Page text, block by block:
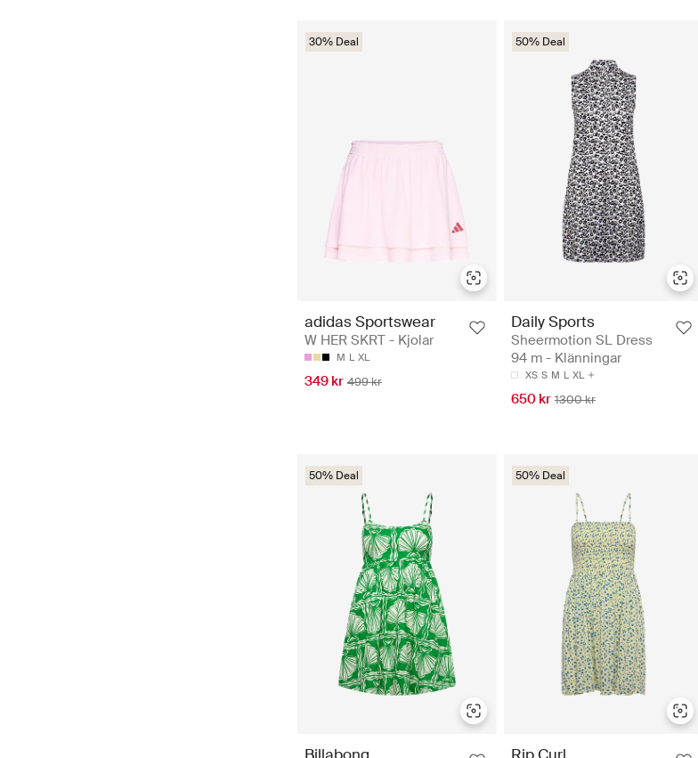
30% Deal
adidas Sportswear
W HER SKRT - Kjolar
M L XL
349 kr 499 kr
50% Deal
Daily Sports
Sheermotion SL Dress
94 m - Klänningar
XS S M L XL
650 kr 1300 kr
50% Deal 50% Deal